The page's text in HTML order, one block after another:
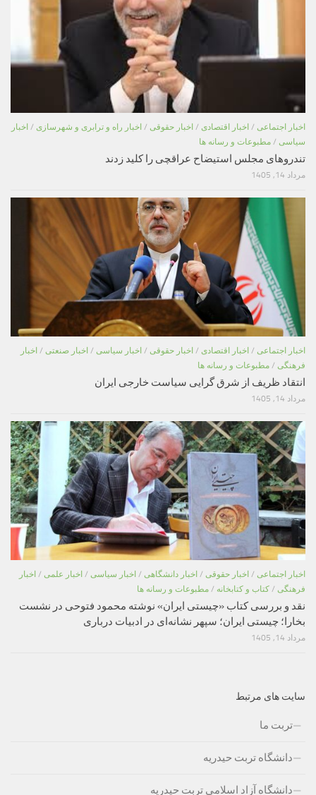
اخبار اجتماعی / اخبار اقتصادی / اخبار حقوقی / اخبار راه و ترابری و شهرسازی / اخبار
سیاسی / مطبوعات و رسانه ها
تندروهای مجلس استیضاح عراقچی را کلید زدند
مرداد 14, 1405
اخبار اجتماعی / اخبار اقتصادی / اخبار حقوقی / اخبار سیاسی / اخبار صنعتی / اخبار
فرهنگی / مطبوعات و رسانه ها
انتقاد ظریف از شرق گرایی سیاست خارجی ایران
مرداد 14, 1405
اخبار اجتماعی / اخبار حقوقی / اخبار دانشگاهی / اخبار سیاسی / اخبار علمی / اخبار
فرهنگی / کتاب و کتابخانه / مطبوعات و رسانه ها
نقد و بررسی کتاب «چیستی ایران» نوشته محمود فتوحی در نشست
بخارا؛ چیستی ایران؛ سپهر نشانه‌ای در ادبیات درباری
مرداد 14, 1405
سایت های مرتبط
تربت ما
دانشگاه تربت حیدریه
دانشگاه آزاد اسلامی تربت حیدریه